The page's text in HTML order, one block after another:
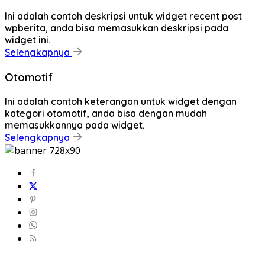
Ini adalah contoh deskripsi untuk widget recent post
wpberita, anda bisa memasukkan deskripsi pada
widget ini.
Selengkapnya
Otomotif
Ini adalah contoh keterangan untuk widget dengan
kategori otomotif, anda bisa dengan mudah
memasukkannya pada widget.
Selengkapnya